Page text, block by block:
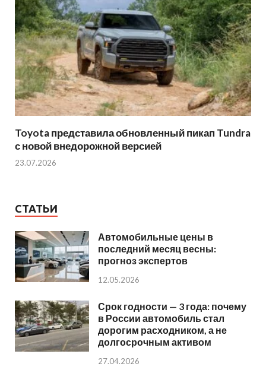
Toyota представила обновленный пикап Tundra
с новой внедорожной версией
23.07.2026
СТАТЬИ
Автомобильные цены в
последний месяц весны:
прогноз экспертов
12.05.2026
Срок годности — 3 года: почему
в России автомобиль стал
дорогим расходником, а не
долгосрочным активом
27.04.2026